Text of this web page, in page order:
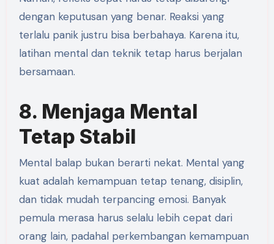
dengan keputusan yang benar. Reaksi yang
terlalu panik justru bisa berbahaya. Karena itu,
latihan mental dan teknik tetap harus berjalan
bersamaan.
8. Menjaga Mental
Tetap Stabil
Mental balap bukan berarti nekat. Mental yang
kuat adalah kemampuan tetap tenang, disiplin,
dan tidak mudah terpancing emosi. Banyak
pemula merasa harus selalu lebih cepat dari
orang lain, padahal perkembangan kemampuan